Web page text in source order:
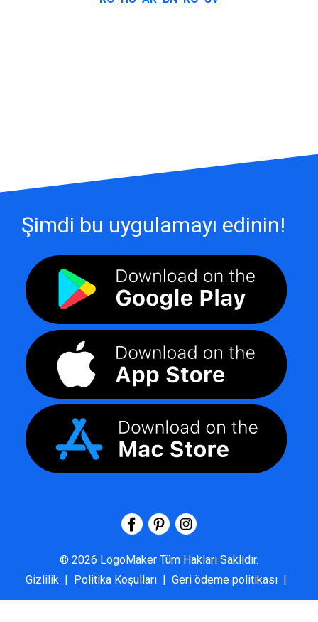
Şimdi bu uygulamayı edinin!
© 2026 LogoMaker Tüm Hakları Saklıdır.
Gizlilik | Politika Koşulları | Geri ödeme politikası |